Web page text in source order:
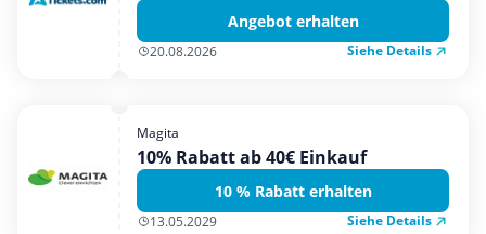
Angebot erhalten
20.08.2026 Siehe Details
Magita
10% Rabatt ab 40€ Einkauf
10 % Rabatt erhalten
13.05.2029 Siehe Details